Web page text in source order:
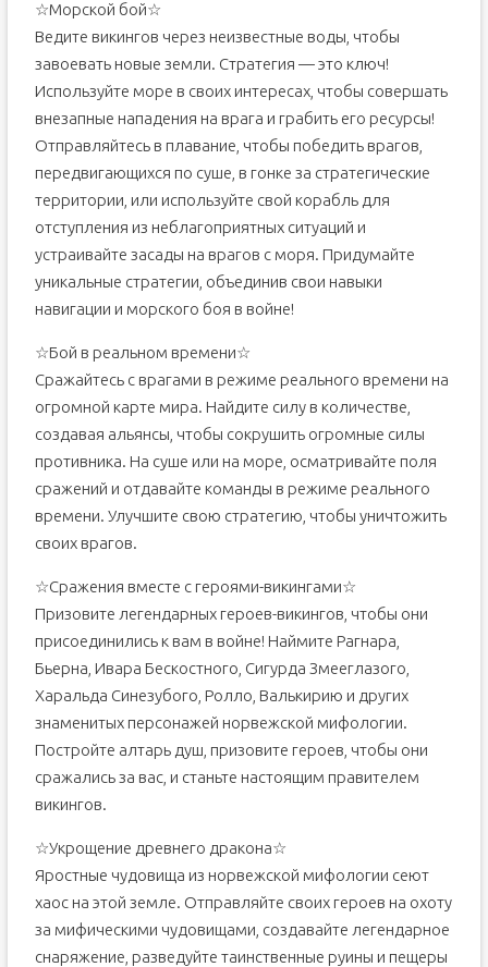
☆Морской бой☆
Ведите викингов через неизвестные воды, чтобы
завоевать новые земли. Стратегия — это ключ!
Используйте море в своих интересах, чтобы совершать
внезапные нападения на врага и грабить его ресурсы!
Отправляйтесь в плавание, чтобы победить врагов,
передвигающихся по суше, в гонке за стратегические
территории, или используйте свой корабль для
отступления из неблагоприятных ситуаций и
устраивайте засады на врагов с моря. Придумайте
уникальные стратегии, объединив свои навыки
навигации и морского боя в войне!
☆Бой в реальном времени☆
Сражайтесь с врагами в режиме реального времени на
огромной карте мира. Найдите силу в количестве,
создавая альянсы, чтобы сокрушить огромные силы
противника. На суше или на море, осматривайте поля
сражений и отдавайте команды в режиме реального
времени. Улучшите свою стратегию, чтобы уничтожить
своих врагов.
☆Сражения вместе с героями-викингами☆
Призовите легендарных героев-викингов, чтобы они
присоединились к вам в войне! Наймите Рагнара,
Бьерна, Ивара Бескостного, Сигурда Змееглазого,
Харальда Синезубого, Ролло, Валькирию и других
знаменитых персонажей норвежской мифологии.
Постройте алтарь душ, призовите героев, чтобы они
сражались за вас, и станьте настоящим правителем
викингов.
☆Укрощение древнего дракона☆
Яростные чудовища из норвежской мифологии сеют
хаос на этой земле. Отправляйте своих героев на охоту
за мифическими чудовищами, создавайте легендарное
снаряжение, разведуйте таинственные руины и пещеры